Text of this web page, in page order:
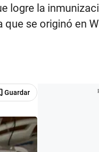
logre la
se originó en
Guardar